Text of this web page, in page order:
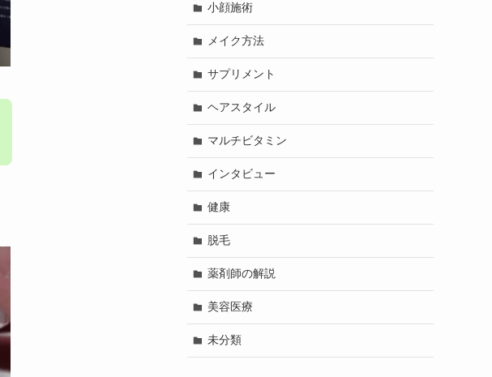
小顔施術
メイク方法
サプリメント
ヘアスタイル
マルチビタミン
インタビュー
健康
脱毛
薬剤師の解説
美容医療
未分類